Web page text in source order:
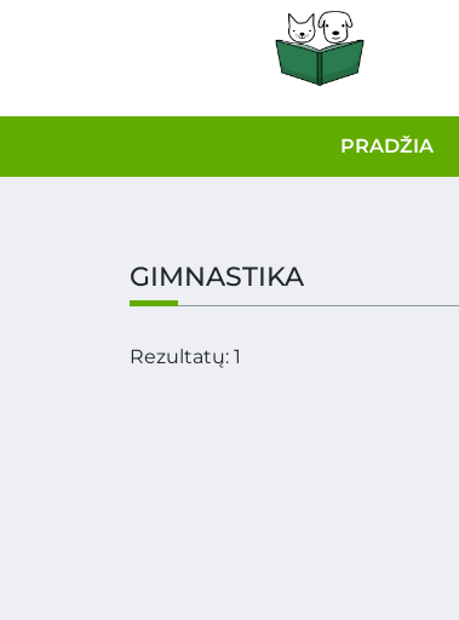
PRADŽIA
GIMNASTIKA
Rezultatų: 1